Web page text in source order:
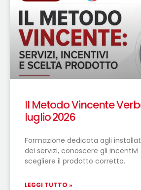
Il Metodo Vincente
luglio 2026
Formazione dedicata agli
dei servizi, conoscere gli incentivi
scegliere il prodotto corretto.
LEGGI TUTTO »